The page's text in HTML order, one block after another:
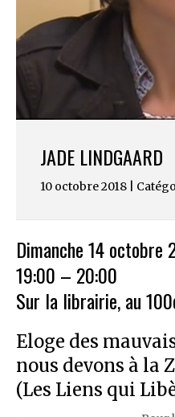
JADE LINDGAARD
10 octobre 2018 |
Dimanche 14
19:00 – 20:00
Sur la librairie, au
Eloge des
nous devons à la
(Les Liens qui